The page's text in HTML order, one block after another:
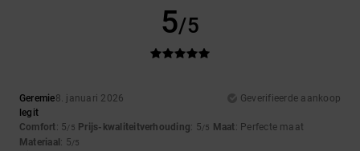
5/5
Geremie8. januari 2026
Geverifieerde aankoop
legit
Comfort: 5/5 Prijs-kwaliteitverhouding: 5/5 Maat: Perfecte maat
Materiaal : 5/5